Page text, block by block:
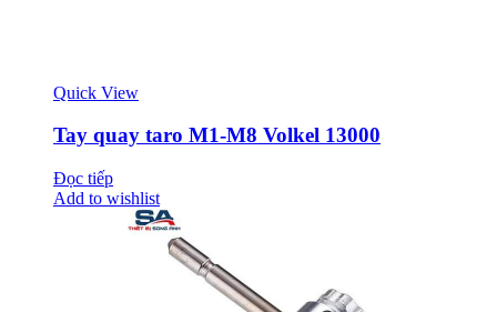
Quick View
Tay quay taro M1-M8 Volkel 13000
Đọc tiếp
Add to wishlist